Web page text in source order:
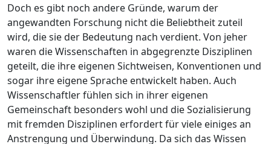
Doch es gibt noch andere Gründe, warum der
angewandten Forschung nicht die Beliebtheit zuteil
wird, die sie der Bedeutung nach verdient. Von jeher
waren die Wissenschaften in abgegrenzte Disziplinen
geteilt, die ihre eigenen Sichtweisen, Konventionen und
sogar ihre eigene Sprache entwickelt haben. Auch
Wissenschaftler fühlen sich in ihrer eigenen
Gemeinschaft besonders wohl und die Sozia­lisierung
mit fremden Disziplinen erfordert für viele einiges an
Anstrengung und Überwindung. Da sich das Wissen